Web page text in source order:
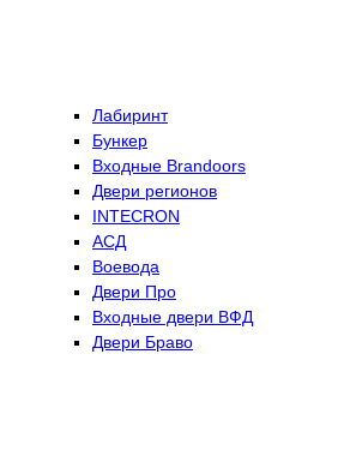
Лабиринт
Бункер
Входные Brandoors
Двери регионов
INTECRON
АСД
Воевода
Двери Про
Входные двери ВФД
Двери Браво